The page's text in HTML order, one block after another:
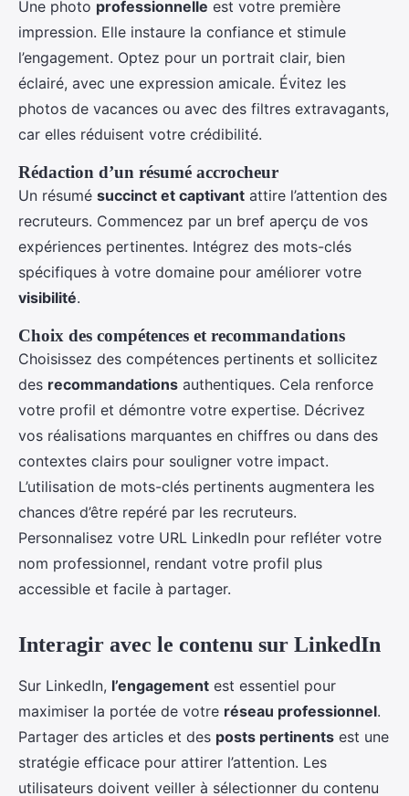
Une photo professionnelle est votre première
impression. Elle instaure la confiance et stimule
l’engagement. Optez pour un portrait clair, bien
éclairé, avec une expression amicale. Évitez les
photos de vacances ou avec des filtres extravagants,
car elles réduisent votre crédibilité.
Rédaction d’un résumé accrocheur
Un résumé succinct et captivant attire l’attention des
recruteurs. Commencez par un bref aperçu de vos
expériences pertinentes. Intégrez des mots-clés
spécifiques à votre domaine pour améliorer votre
visibilité.
Choix des compétences et recommandations
Choisissez des compétences pertinents et sollicitez
des recommandations authentiques. Cela renforce
votre profil et démontre votre expertise. Décrivez
vos réalisations marquantes en chiffres ou dans des
contextes clairs pour souligner votre impact.
L’utilisation de mots-clés pertinents augmentera les
chances d’être repéré par les recruteurs.
Personnalisez votre URL LinkedIn pour refléter votre
nom professionnel, rendant votre profil plus
accessible et facile à partager.
Interagir avec le contenu sur LinkedIn
Sur LinkedIn, l’engagement est essentiel pour
maximiser la portée de votre réseau professionnel.
Partager des articles et des posts pertinents est une
stratégie efficace pour attirer l’attention. Les
utilisateurs doivent veiller à sélectionner du contenu